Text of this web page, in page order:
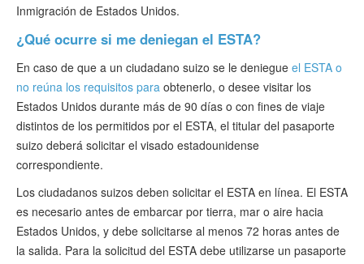
Inmigración de Estados Unidos.
¿Qué ocurre si me deniegan el ESTA?
En caso de que a un ciudadano suizo se le deniegue el ESTA o
no reúna los requisitos para obtenerlo, o desee visitar los
Estados Unidos durante más de 90 días o con fines de viaje
distintos de los permitidos por el ESTA, el titular del pasaporte
suizo deberá solicitar el visado estadounidense
correspondiente.
Los ciudadanos suizos deben solicitar el ESTA en línea. El ESTA
es necesario antes de embarcar por tierra, mar o aire hacia
Estados Unidos, y debe solicitarse al menos 72 horas antes de
la salida. Para la solicitud del ESTA debe utilizarse un pasaporte